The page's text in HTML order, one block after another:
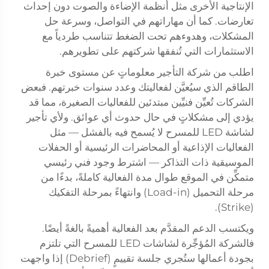
الإنتاجية الأخرى مثل أنظمة الإضاءة والصوت دون إحداث
تعارضات. كما أن مهاراتهم في التواصل، وسرعة حل
المشكلات، وهدوءهم تحت الضغط تتناسب طردياً مع
الاستثمارات التي تُنفقها شركتهم على تطويرهم.
اطلب من شركة التأجير معلوماتٍ عن مستوى خبرة
الطاقم الذي سيُعيَّن لفعاليتك وعدد سنوات خبرتهم. فبعض
الشركات تُعيِّن فنيِّين مبتدئين للفعاليات الصغيرة، مما قد
يؤدي إلى مشكلاتٍ في حال حدوث أي عوائق. ولأي تأجير
لشاشة LED للمسرح لا يُسمح فيه بالفشل — مثل
الفعاليات الإذاعية أو المحاضرات الرئيسية أو الحفلات
الموسيقية ذات التذاكر — اشترط وجود فني رئيسي
متمكِّن في الموقع طوال مدة الفعالية كاملةً، بدءًا من
مرحلة التحميل (Load-in) وانتهاءً بمرحلة التفكيك
(Strike).
ويكتسب الدعم المقدَّم بعد الفعالية أهميةً بالغةً أيضًا.
فالشركة المُؤجِّرة لشاشات LED للمسرح التي تلتزم
بجودة أعمالها ستُجري جلسة تقييمٍ (Debrief) إذا واجهت